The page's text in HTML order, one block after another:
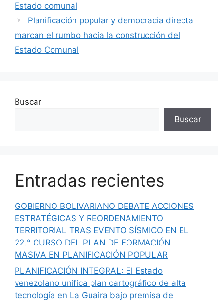
Estado comunal
Planificación popular y democracia directa
marcan el rumbo hacia la construcción del
Estado Comunal
Buscar
Buscar
Entradas recientes
GOBIERNO BOLIVARIANO DEBATE ACCIONES
ESTRATÉGICAS Y REORDENAMIENTO
TERRITORIAL TRAS EVENTO SÍSMICO EN EL
22.° CURSO DEL PLAN DE FORMACIÓN
MASIVA EN PLANIFICACIÓN POPULAR
PLANIFICACIÓN INTEGRAL: El Estado
venezolano unifica plan cartográfico de alta
tecnología en La Guaira bajo premisa de